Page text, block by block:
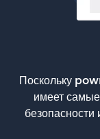
Поскольку
имеет